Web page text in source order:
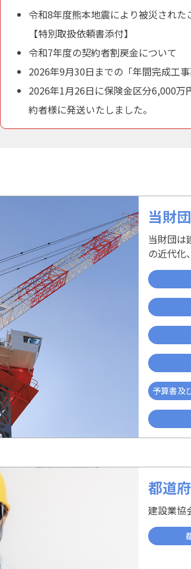
令和8年度熊本地震により被災され
【特別取扱依頼書添付】
令和7年度の契約者割戻金について
2026年9月30日までの「年間完成工
2026年1月26日に保険金区分6,000
約者様に発送いたしました。
当財
当財団は
の近代化
予算書及
都道
建設業協